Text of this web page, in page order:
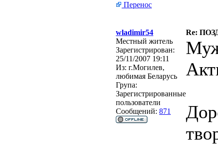
Перенос
wladimir54
Re:
Местный житель
Зарегистрирован:
25/11/2007 19:11
Из: г.Могилев,
любимая Беларусь
Група:
Зарегистрированные
пользователи
Сообщений: 871